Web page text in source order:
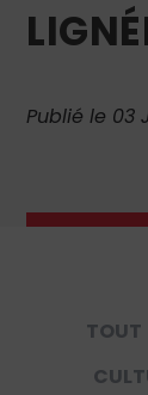
Publié le 03
TOUT